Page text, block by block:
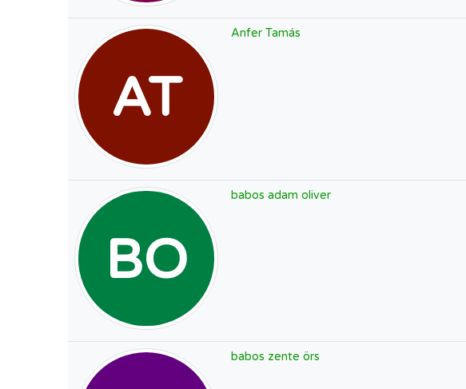
AT
Anfer Tamás
BO
babos adam oliver
babos zente örs